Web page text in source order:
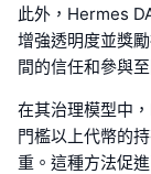
此外，Hermes
增強透明度並獎
間的信任和參與
在其治理模型中
門檻以上代幣的
重。這種方法促